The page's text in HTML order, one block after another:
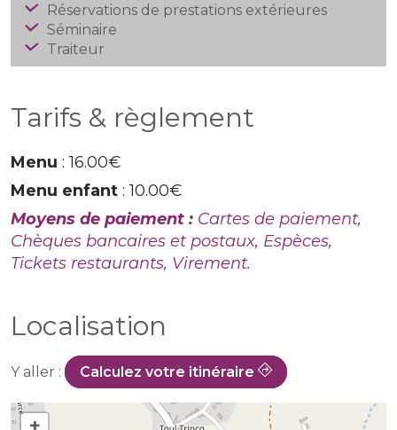
Réservations de prestations extérieures
Séminaire
Traiteur
Tarifs & règlement
Menu : 16.00€
Menu enfant : 10.00€
Moyens de paiement : Cartes de paiement,
Chèques bancaires et postaux, Espèces,
Tickets restaurants, Virement.
Localisation
Y aller : Calculez votre itinéraire